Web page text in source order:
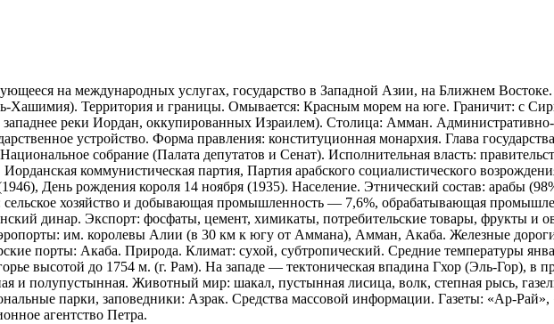
на международных услугах, государство в Западной Азии, на Ближнем
Хашимия). Территория и границы. Омывается: Красным морем на юге. Граничит: с
реки Иордан, оккупированных Израилем). Столица: Амман. Административно-
устройство. Форма правления: конституционная монархия. Глава
собрание (Палата депутатов и Сенат). Исполнительная власть:
коммунистическая партия, Партия арабского социалистического
День рождения короля 14 ноября (1935). Население. Этнический состав: арабы
хозяйство и добывающая промышленность — 7,6%, обрабатывающая
динар. Экспорт: фосфаты, цемент, химикаты, потребительские товары, фрукты
им. королевы Алии (в 30 км к югу от Аммана), Амман, Акаба. Железные
порты: Акаба. Природа. Климат: сухой, субтропический. Средние температуры
высотой до 1754 м. (г. Рам). На западе — тектоническая впадина Гхор (Эль-Гор), в
и полупустынная. Животный мир: шакал, пустынная лисица, волк, степная рысь,
парки, заповедники: Азрак. Средства массовой информации. Газеты: «Ар-
агентство Петра.